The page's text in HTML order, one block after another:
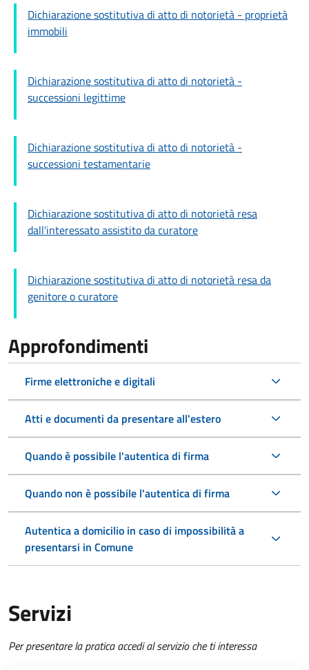
Dichiarazione sostitutiva di atto di notorietà - proprietà
immobili
Dichiarazione sostitutiva di atto di notorietà -
successioni legittime
Dichiarazione sostitutiva di atto di notorietà -
successioni testamentarie
Dichiarazione sostitutiva di atto di notorietà resa
dall'interessato assistito da curatore
Dichiarazione sostitutiva di atto di notorietà resa da
genitore o curatore
Approfondimenti
Firme elettroniche e digitali
Atti e documenti da presentare all'estero
Quando è possibile l'autentica di firma
Quando non è possibile l'autentica di firma
Autentica a domicilio in caso di impossibilità a
presentarsi in Comune
Servizi
Per presentare la pratica accedi al servizio che ti interessa